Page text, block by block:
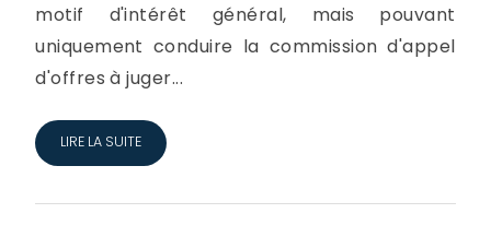
motif d'intérêt général, mais pouvant
uniquement conduire la commission d'appel
d'offres à juger...
LIRE LA SUITE